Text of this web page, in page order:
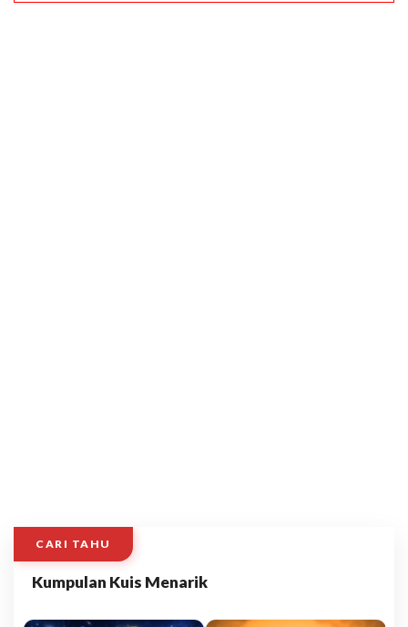
CARI TAHU
Kumpulan Kuis Menarik